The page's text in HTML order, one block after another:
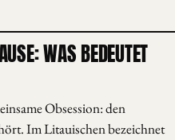
WAS BEDEUTET
Obsession: den
Im Litauischen bezeichnet